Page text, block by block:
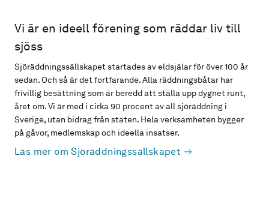
Vi är en ideell förening som räddar liv till
sjöss
Sjöräddningssällskapet startades av eldsjälar för över 100 år
sedan. Och så är det fortfarande. Alla räddningsbåtar har
frivillig besättning som är beredd att ställa upp dygnet runt,
året om. Vi är med i cirka 90 procent av all sjöräddning i
Sverige, utan bidrag från staten. Hela verksamheten bygger
på gåvor, medlemskap och ideella insatser.
Läs mer om Sjöräddningssällskapet